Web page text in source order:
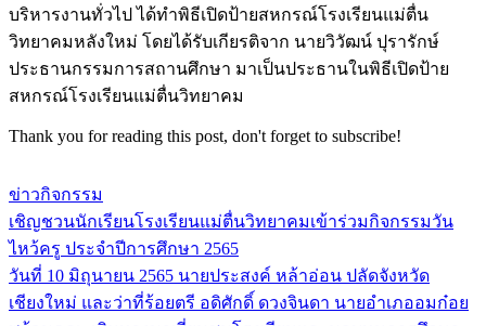
บริหารงานทั่วไป ได้ทำพิธีเปิดป้ายสหกรณ์โรงเรียนแม่ตื่น
วิทยาคมหลังใหม่ โดยได้รับเกียรติจาก นายวิวัฒน์ ปุรารักษ์
ประธานกรรมการสถานศึกษา มาเป็นประธานในพิธีเปิดป้าย
สหกรณ์โรงเรียนแม่ตื่นวิทยาคม
Thank you for reading this post, don't forget to subscribe!
ข่าวกิจกรรม
แนะแนว
เรื่อง
เชิญชวนนักเรียนโรงเรียนแม่ตื่นวิทยาคมเข้าร่วมกิจกรรมวัน
ไหว้ครู ประจำปีการศึกษา 2565
วันที่ 10 มิถุนายน 2565 นายประสงค์ หล้าอ่อน ปลัดจังหวัด
เชียงใหม่ และว่าที่ร้อยตรี อดิศักดิ์ ดวงจินดา นายอำเภออมก๋อย